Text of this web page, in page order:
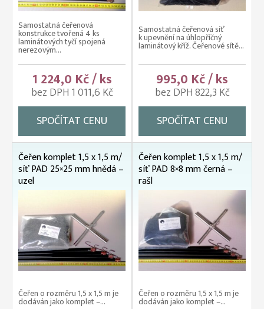
Samostatná čeřenová
konstrukce tvořená 4 ks
laminátových tyčí spojená
nerezovým...
1 224,0 Kč / ks
bez DPH 1 011,6 Kč
SPOČÍTAT CENU
Samostatná čeřenová síť
k upevnění na úhlopříčný
laminátový kříž. Čeřenové sítě...
995,0 Kč / ks
bez DPH 822,3 Kč
SPOČÍTAT CENU
Čeřen komplet 1,5 x 1,5 m/
síť PAD 25×25 mm hnědá –
uzel
Čeřen o rozměru 1,5 x 1,5 m je
dodáván jako komplet –...
Čeřen komplet 1,5 x 1,5 m/
síť PAD 8×8 mm černá –
rašl
Čeřen o rozměru 1,5 x 1,5 m je
dodáván jako komplet –...